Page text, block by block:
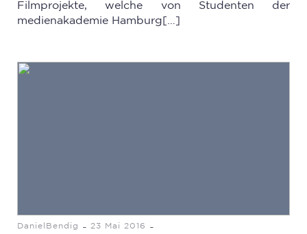
Filmprojekte, welche von Studenten der
medienakademie Hamburg[…]
DanielBendig - 23 Mai 2016 -